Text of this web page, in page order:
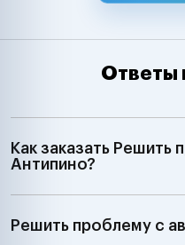
Ответы
Как заказать Решить
Антипино?
Решить проблему с